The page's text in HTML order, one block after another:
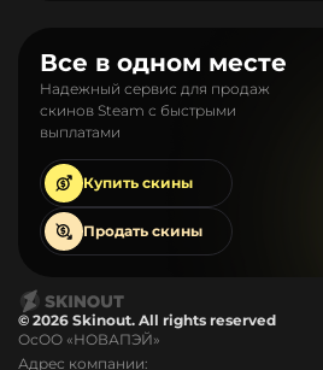
Все в одном месте
Надежный сервис для продаж
скинов Steam с быстрыми
выплатами
Купить скины
Продать скины
© 2026 Skinout. All rights reserved
ОсОО «НОВАПЭЙ»
Адрес компании: